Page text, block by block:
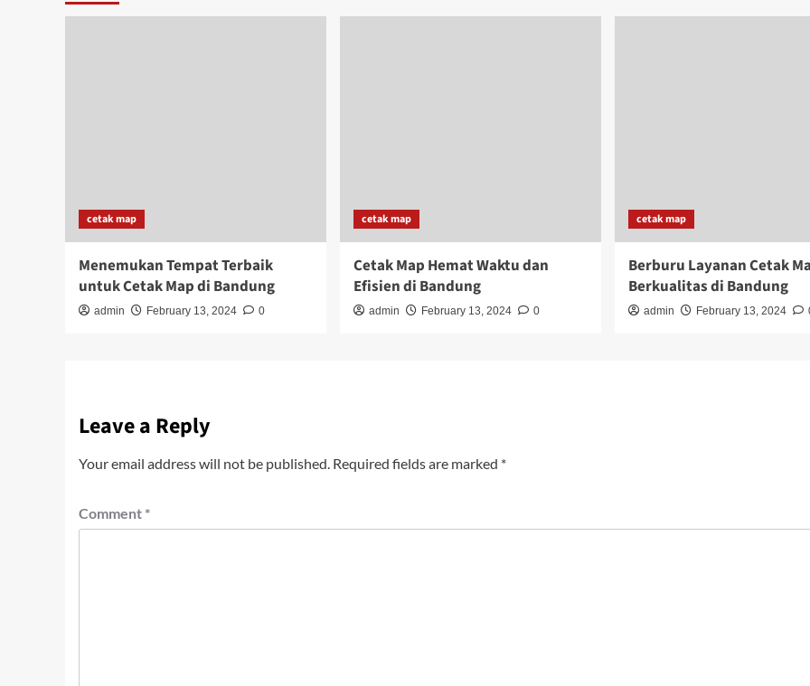
cetak map
Menemukan Tempat Terbaik
untuk Cetak Map di Bandung
admin February 13, 2024 0
cetak map
Cetak Map Hemat Waktu dan
Efisien di Bandung
admin February 13, 2024 0
cetak map
Berburu Layanan Cetak
Berkualitas di Bandung
admin February 13, 2024
Leave a Reply
Your email address will not be published. Required fields are marked *
Comment *